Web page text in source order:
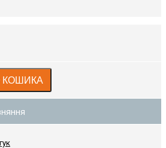
КОШИКА